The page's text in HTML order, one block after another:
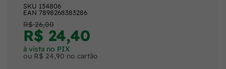
SKU 134806
EAN 7898268383286
R$ 26,00
R$ 24,40
à vista no PIX
ou R$ 24,90 no cartão